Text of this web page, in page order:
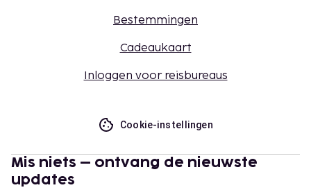
Bestemmingen
Cadeaukaart
Inloggen voor reisbureaus
Cookie-instellingen
Mis niets – ontvang de nieuwste
updates